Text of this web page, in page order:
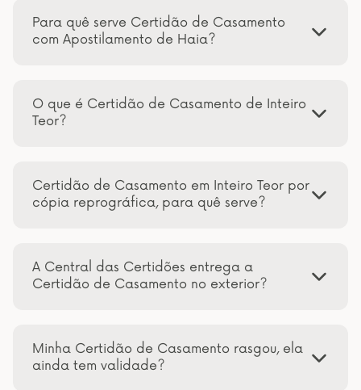
Para quê serve Certidão de Casamento
com Apostilamento de Haia?
O que é Certidão de Casamento de Inteiro
Teor?
Certidão de Casamento em Inteiro Teor por
cópia reprográfica, para quê serve?
A Central das Certidões entrega a
Certidão de Casamento no exterior?
Minha Certidão de Casamento rasgou, ela
ainda tem validade?